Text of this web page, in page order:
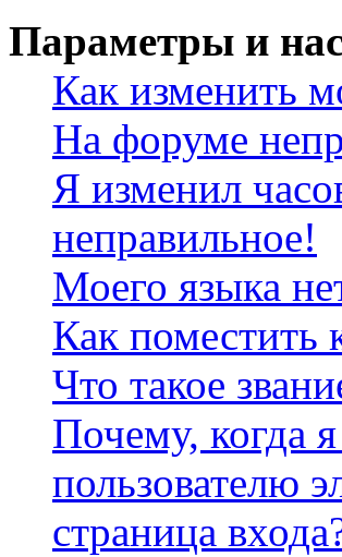
Параметры и
Как изменить
На форуме
Я изменил
неправильное!
Моего языка
Как поместить
Что такое
Почему, когда
пользователю
страница